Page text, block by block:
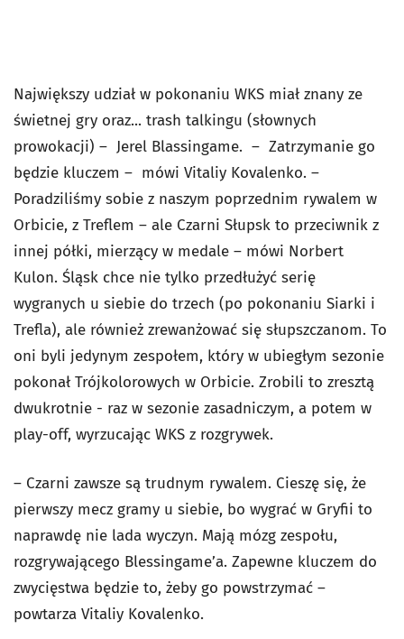
Największy udział w pokonaniu WKS miał znany ze
świetnej gry oraz... trash talkingu (słownych
prowokacji) – Jerel Blassingame. – Zatrzymanie go
będzie kluczem – mówi Vitaliy Kovalenko. –
Poradziliśmy sobie z naszym poprzednim rywalem w
Orbicie, z Treflem – ale Czarni Słupsk to przeciwnik z
innej półki, mierzący w medale – mówi Norbert
Kulon. Śląsk chce nie tylko przedłużyć serię
wygranych u siebie do trzech (po pokonaniu Siarki i
Trefla), ale również zrewanżować się słupszczanom. To
oni byli jedynym zespołem, który w ubiegłym sezonie
pokonał Trójkolorowych w Orbicie. Zrobili to zresztą
dwukrotnie - raz w sezonie zasadniczym, a potem w
play-off, wyrzucając WKS z rozgrywek.
– Czarni zawsze są trudnym rywalem. Cieszę się, że
pierwszy mecz gramy u siebie, bo wygrać w Gryfii to
naprawdę nie lada wyczyn. Mają mózg zespołu,
rozgrywającego Blessingame’a. Zapewne kluczem do
zwycięstwa będzie to, żeby go powstrzymać –
powtarza Vitaliy Kovalenko.